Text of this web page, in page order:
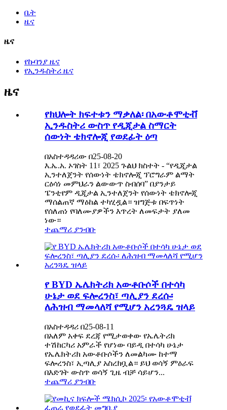
ቤት
ዜና
ዜና
የኩባንያ ዜና
የኢንዱስትሪ ዜና
ዜና
የክህሎት ክፍተቱን ማቃለል፡ በአውቶሞቲቭ
ኢንዱስትሪ ውስጥ የዲጂታል ስማርት
ሰውነት ቴክኖሎጂ የወደፊት ዕጣ
በአስተዳዳሪው በ25-08-20
እ.ኤ.አ. ኦገስት 11፣ 2025 ጉልህ ክስተት - “የዲጂታል
ኢንተለጀንት የሰውነት ቴክኖሎጂ ፕሮግራም ልማት
ርዕሳነ መምህራን ልውውጥ ስብሰባ” በያንታይ
ፔንቲየም ዲጂታል ኢንተለጀንት የሰውነት ቴክኖሎጂ
ማሰልጠኛ ማዕከል ተካሂዷል። ዝግጅቱ በፍጥነት
የሰለጠነ የባለሙያዎችን እጥረት ለመፍታት ያለመ
ነው።
ተጨማሪ ያንብቡ
የ BYD ኤሌክትሪክ አውቶቡሶች በተሳካ
ሁኔታ ወደ ፍሎረንስ፣ ጣሊያን ደረሱ፡
ለሕዝብ ማመላለሻ የሚሆን አረንጓዴ ዝላይ
በአስተዳዳሪ በ25-08-11
በአለም አቀፍ ደረጃ የሚታወቀው የኤሌትሪክ
ተሽከርካሪ አምራች የሆነው ባይዲ በተሳካ ሁኔታ
የኤሌክትሪክ አውቶቡሶችን ለመልካሙ ከተማ
ፍሎረንስ፣ ኢጣሊያ አስረክቧል። ይህ ወሳኝ ምዕራፍ
በእድገት ውስጥ ወሳኝ ጊዜ ብቻ ሳይሆን...
ተጨማሪ ያንብቡ